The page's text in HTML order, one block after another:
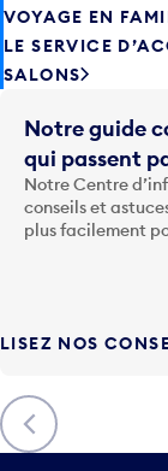
VOYAGE EN
LE SERVICE
SALONS
Précédent
Notre guide
qui passent
Notre Centre
conseils et
plus facilement
LISEZ NOS